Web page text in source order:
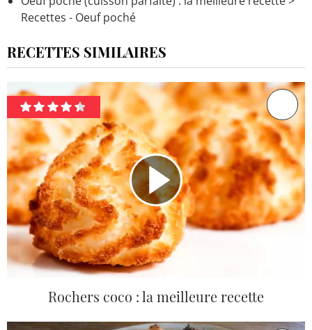
Recettes - Oeuf poché
RECETTES SIMILAIRES
Rochers coco : la meilleure recette